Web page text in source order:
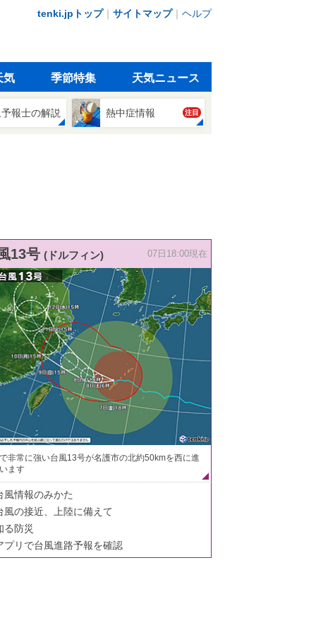
tenki.jpトップ｜ サイトマップ｜ ヘルプ
気 季節特集 天気ニュース
報士の解説 熱中症情報 注目
13号 (ドルフィン) 07日18:00現在
非常に強い台風13号が名護市の北約50kmを西に進
ます
風情報のみかた
風の接近、上陸に備えて
る防災
プリで台風進路予報を確認